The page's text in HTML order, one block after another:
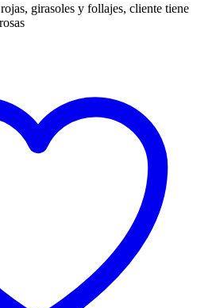
girasoles y follajes, cliente tiene